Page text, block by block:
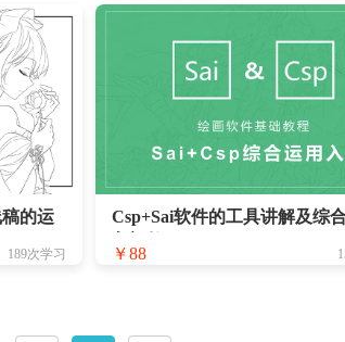
的运
189次学习
Csp+Sai软件的工具讲解及综
￥88